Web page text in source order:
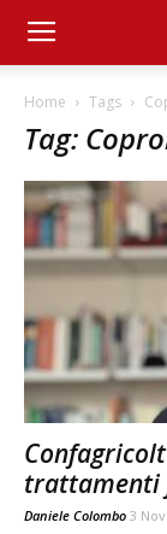
Home Tags
Tag:
trattamenti
Daniele Colombo 3